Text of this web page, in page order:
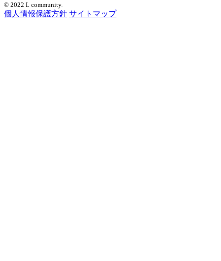
© 2022 L community.
個人情報保護方針 サイトマップ